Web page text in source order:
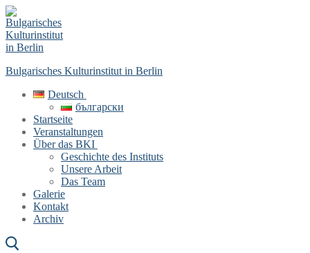
Skip
to
content
Menu
Close
Bulgarisches Kulturinstitut in Berlin
Deutsch
български
Startseite
Veranstaltungen
Über das BKI
Geschichte des Instituts
Unsere Arbeit
Das Team
Galerie
Kontakt
Archiv